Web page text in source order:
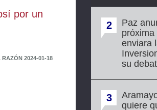
por un
2024-01-18
2
Paz
enviara
su
3
quiere